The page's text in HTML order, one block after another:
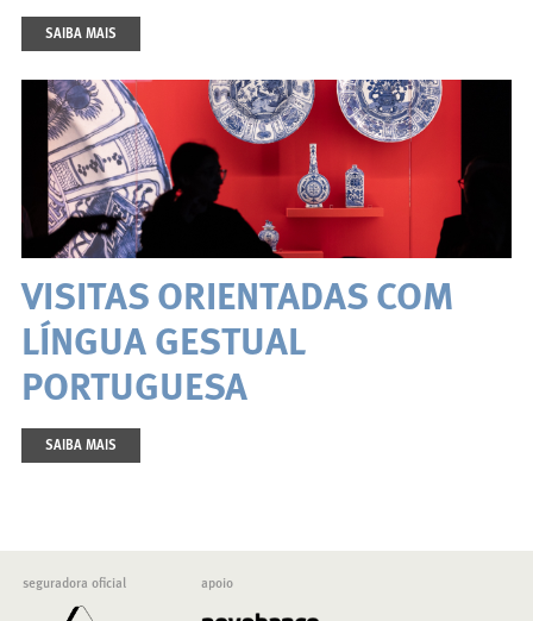
SAIBA MAIS
VISITAS ORIENTADAS COM
LÍNGUA GESTUAL
PORTUGUESA
SAIBA MAIS
seguradora oficial apoio